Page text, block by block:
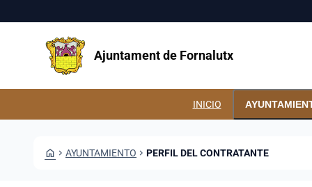
Ajuntament de Fornalutx
INICIO
HOME CHEVRON_RIGHT AYUNTAMIENTO CHEVRON_RIGHT PERFIL DEL CONTRATANTE